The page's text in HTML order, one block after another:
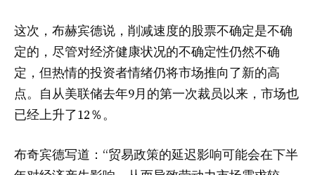
这次，布赫宾德说，削减速度的股票不确定是不确
定的，尽管对经济健康状况的不确定性仍然不确
定，但热情的投资者情绪仍将市场推向了新的高
点。自从美联储去年9月的第一次裁员以来，市场也
已经上升了12％。
布奇宾德写道：“贸易政策的延迟影响可能会在下半